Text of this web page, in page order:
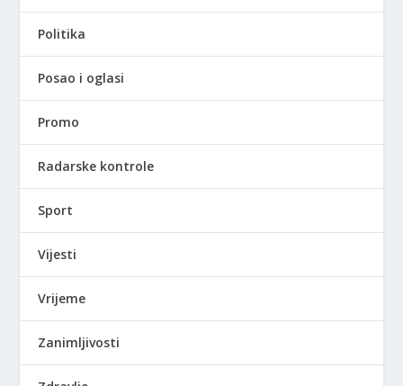
Politika
Posao i oglasi
Promo
Radarske kontrole
Sport
Vijesti
Vrijeme
Zanimljivosti